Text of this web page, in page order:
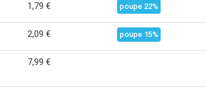
1,79 € poupe 22%
2,09 € poupe 15%
7,99 €